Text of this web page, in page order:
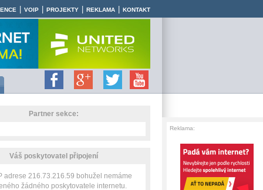
VOIP PROJEKTY REKLAMA KONTAKT
Partner sekce:
Váš poskytovatel připojení
adrese 216.73.216.59 bohužel nemáme
žádného poskytovatele internetu.
Reklama: